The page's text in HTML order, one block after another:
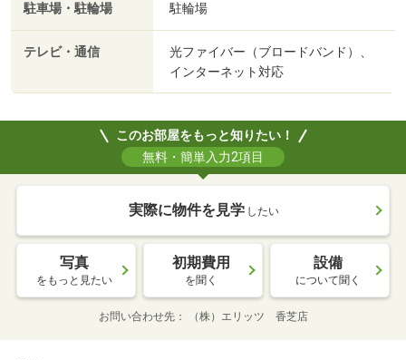
駐車場・駐輪場 駐輪場
テレビ・通信
光ファイバー（ブロードバンド）、
インターネット対応
このお部屋をもっと知りたい！
無料・簡単入力2項目
実際に物件を見学 したい
写真
をもっと見たい
初期費用
を聞く
設備
について聞く
お問い合わせ先 （株）エリッツ 香芝店